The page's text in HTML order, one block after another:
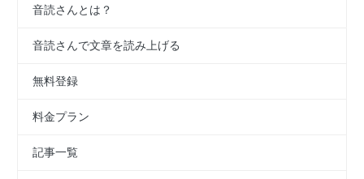
音読さんとは？
音読さんで文章を読み上げる
無料登録
料金プラン
記事一覧